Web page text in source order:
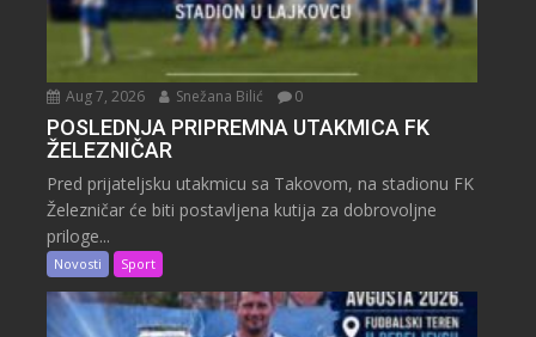
Aug 7, 2026 Snežana Bilić 0
POSLEDNJA PRIPREMNA UTAKMICA FK
ŽELEZNIČAR
Pred prijateljsku utakmicu sa Takovom, na stadionu FK
Železničar će biti postavljena kutija za dobrovoljne
priloge...
Novosti Sport